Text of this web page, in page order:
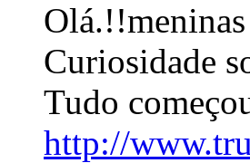
Olá.!!meninas
Curiosidade
Tudo
http://